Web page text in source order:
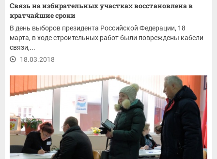
Связь на избирательных участках восстановлена в
кратчайшие сроки
В день выборов президента Российской Федерации, 18
марта, в ходе строительных работ были повреждены кабели
связи,...
18.03.2018